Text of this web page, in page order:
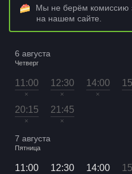
Мы не берём комиссию
на нашем сайте.
6 августа
Четверг
11:00
×
12:30
×
14:00
×
20:15
×
21:45
×
7 августа
Пятница
11:00 12:30 14:00